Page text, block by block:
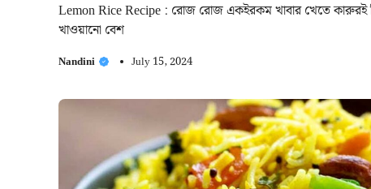
Lemon Rice Recipe : রোজ রোজ একইরকম খাবার খেতে কারুরই
খাওয়ানো বেশ
Nandini July 15, 2024